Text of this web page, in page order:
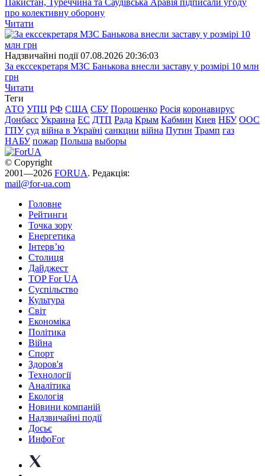
про колективну оборону
Читати
Надзвичайні події 07.08.2026 20:36:03
За екссекретаря МЗС Банькова внесли заставу у розмірі 10 млн
грн
Читати
Теги
АТО УПЦ РФ США СБУ Порошенко Росія коронавирус
Донбасс Украина ЕС ДТП Рада Крым Кабмин Киев НБУ ООС
ГПУ суд війна в Україні санкции війна Путин Трамп газ
НАБУ пожар Польша выборы
© Copyright
2001—2026 FORUA. Редакція:
mail@for-ua.com
Головне
Рейтинги
Точка зору
Енергетика
Інтерв’ю
Столиця
Дайджест
TOP For UA
Суспiльство
Культура
Світ
Економіка
Політика
Війна
Спорт
Здоров'я
Технології
Аналітика
Екологія
Новини компаній
Надзвичайні події
Досьє
ИнфоFor